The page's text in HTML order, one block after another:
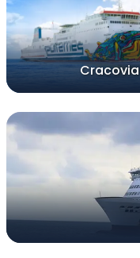
Cracovia